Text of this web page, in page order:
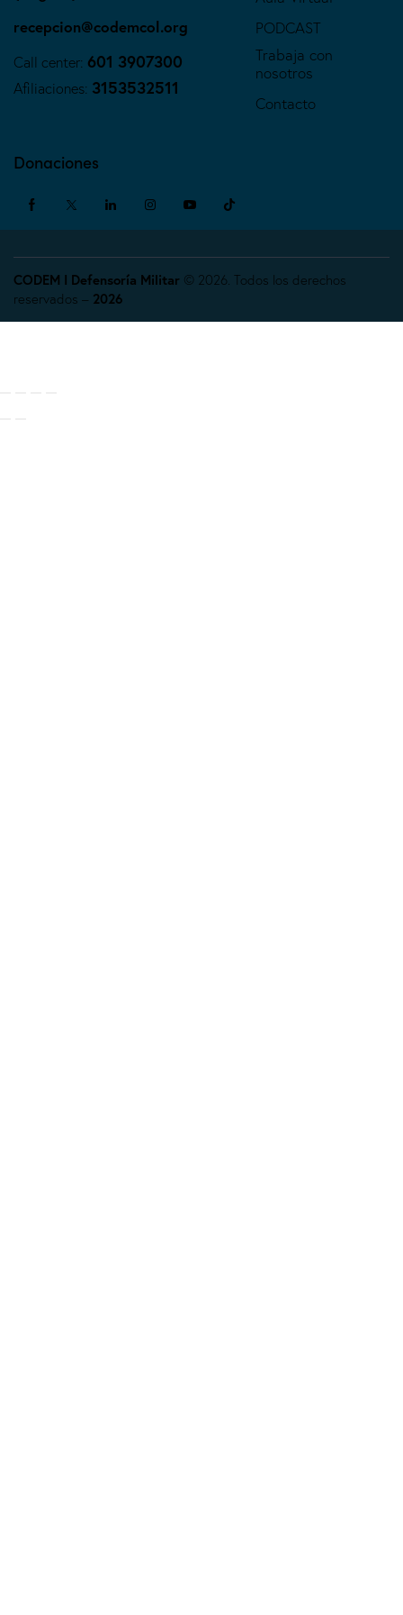
recepcion@codemcol.org
Call center: 601 3907300
Afiliaciones: 3153532511
PODCAST
Trabaja con
nosotros
Contacto
Donaciones
CODEM I Defensoría Militar © 2026. Todos los derechos
reservados – 2026